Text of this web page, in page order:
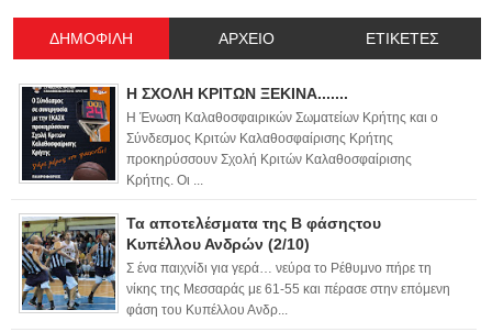
ΔΗΜΟΦΙΛΗ ΑΡΧΕΙΟ ΕΤΙΚΕΤΕΣ
Η ΣΧΟΛΗ ΚΡΙΤΩΝ ΞΕΚΙΝΑ.......
Η Ένωση Καλαθοσφαιρικών Σωματείων Κρήτης και ο
Σύνδεσμος Κριτών Καλαθοσφαίρισης Κρήτης
προκηρύσσουν Σχολή Κριτών Καλαθοσφαίρισης
Κρήτης. Οι ...
Τα αποτελέσματα της Β φάσηςτου
Κυπέλλου Ανδρών (2/10)
Σ ένα παιχνίδι για γερά… νεύρα το Ρέθυμνο πήρε τη
νίκης της Μεσσαράς με 61-55 και πέρασε στην επόμενη
φάση του Κυπέλλου Ανδρ...